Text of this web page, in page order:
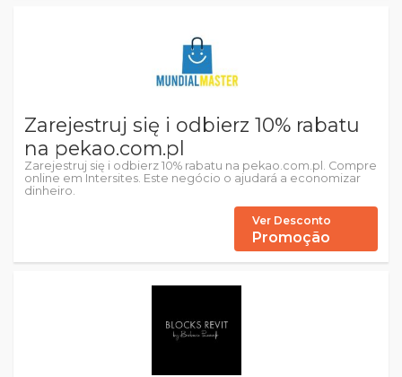
Zarejestruj się i odbierz 10% rabatu
na pekao.com.pl
Zarejestruj się i odbierz 10% rabatu na pekao.com.pl. Compre
online em Intersites. Este negócio o ajudará a economizar
dinheiro.
Ver Desconto
Promoção